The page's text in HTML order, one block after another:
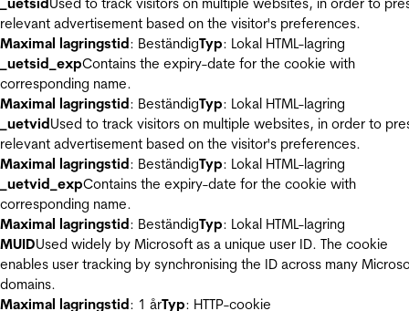
relevant advertisement based on the visitor's preferences.
Maximal lagringstid: BeständigTyp: Lokal HTML-lagring
_uetsid_expContains the expiry-date for the cookie with
corresponding name.
Maximal lagringstid: BeständigTyp: Lokal HTML-lagring
_uetvidUsed to track visitors on multiple websites, in order to
relevant advertisement based on the visitor's preferences.
Maximal lagringstid: BeständigTyp: Lokal HTML-lagring
_uetvid_expContains the expiry-date for the cookie with
corresponding name.
Maximal lagringstid: BeständigTyp: Lokal HTML-lagring
MUIDUsed widely by Microsoft as a unique user ID. The cookie
enables user tracking by synchronising the ID across many
domains.
Maximal lagringstid: 1 årTyp: HTTP-cookie